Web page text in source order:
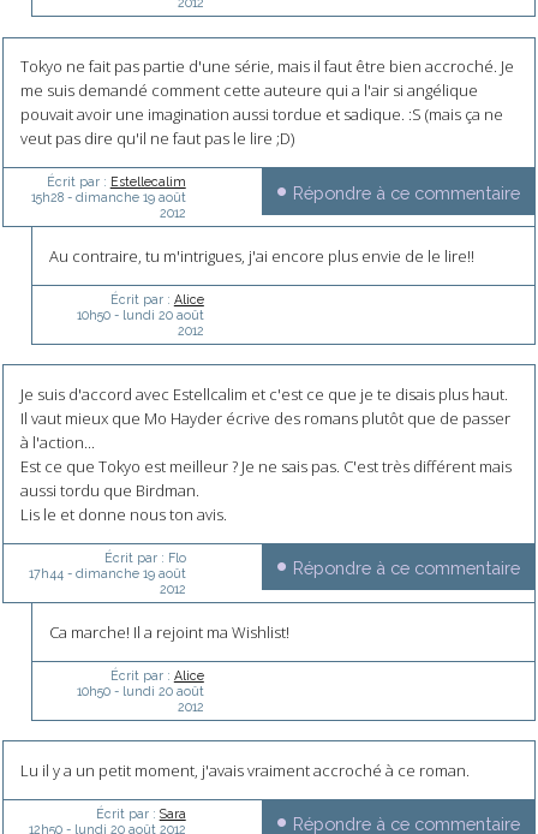
Tokyo ne fait pas partie d'une série, mais il faut être bien accroché. Je
me suis demandé comment cette auteure qui a l'air si angélique
pouvait avoir une imagination aussi tordue et sadique. :S (mais ça ne
veut pas dire qu'il ne faut pas le lire ;D)
Écrit par : Estellecalim
15h28- dimanche 19 août
2012
Répondre à ce commentaire
Au contraire, tu m'intrigues, j'ai encore plus envie de le lire!!
Écrit par : Alice
10h50- lundi 20 août
2012
Je suis d'accord avec Estellcalim et c'est ce que je te disais plus haut.
Il vaut mieux que Mo Hayder écrive des romans plutôt que de passer
à l'action...
Est ce que Tokyo est meilleur ? Je ne sais pas. C'est très différent mais
aussi tordu que Birdman.
Lis le et donne nous ton avis.
Écrit par : Flo
17h44 - dimanche 19 août
2012
Répondre à ce commentaire
Ca marche! Il a rejoint ma Wishlist!
Écrit par : Alice
10h50- lundi 20 août
2012
Lu il y a un petit moment, j'avais vraiment accroché à ce roman.
Écrit par : Sara
12h50- lundi 20 août 2012 Répondre à ce commentaire